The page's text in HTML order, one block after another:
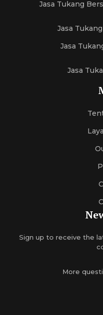
Jasa Tukang
Jasa
Jasa
Jasa
Sign up to receive the
More